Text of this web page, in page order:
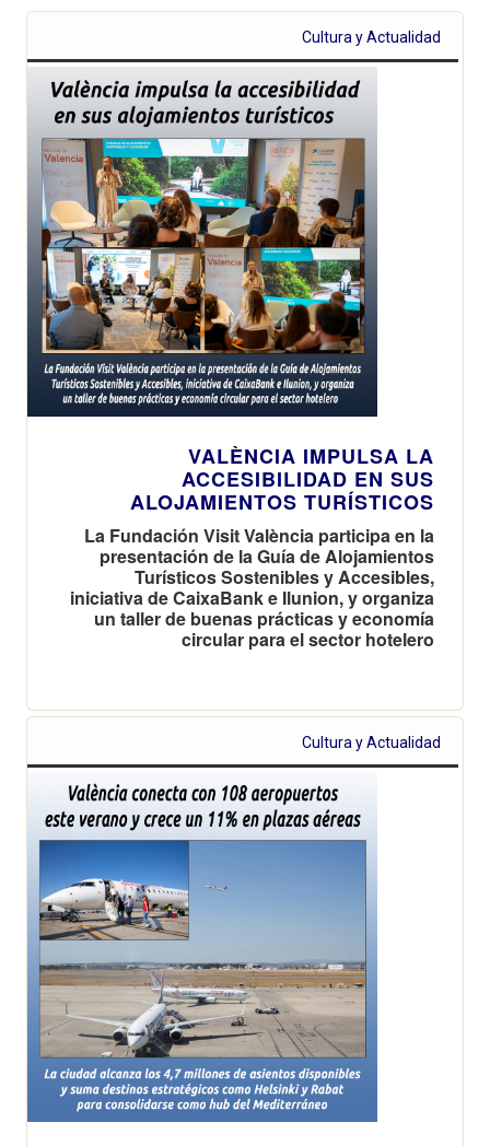
Cultura y Actualidad
VALÈNCIA IMPULSA LA
ACCESIBILIDAD EN SUS
ALOJAMIENTOS TURÍSTICOS
La Fundación Visit València participa en la
presentación de la Guía de Alojamientos
Turísticos Sostenibles y Accesibles,
iniciativa de CaixaBank e Ilunion, y organiza
un taller de buenas prácticas y economía
circular para el sector hotelero
Cultura y Actualidad